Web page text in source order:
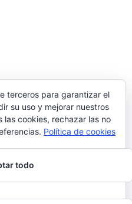
terceros para garantizar el
su uso y mejorar nuestros
cookies, rechazar las no
Política de cookies
todo